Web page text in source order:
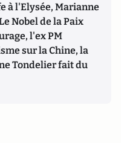
à l'Elysée, Marianne
Nobel de la Paix
l'ex PM
sur la Chine, la
Tondelier fait du